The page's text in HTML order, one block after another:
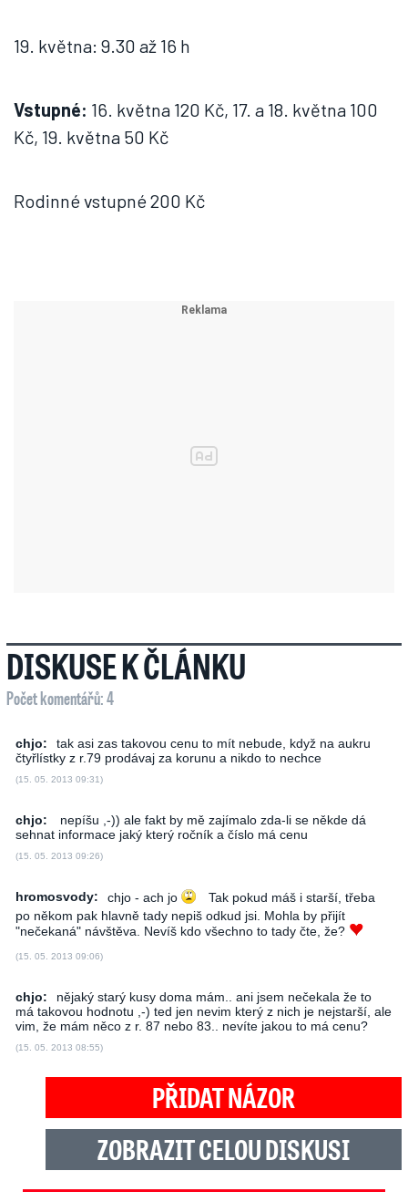
19. května: 9.30 až 16 h
Vstupné: 16. května 120 Kč, 17. a 18. května 100
Kč, 19. května 50 Kč
Rodinné vstupné 200 Kč
DISKUSE K ČLÁNKU
Počet komentářů: 4
chjo:
tak asi zas takovou cenu to mít nebude, když na aukru
čtyřlístky z r.79 prodávaj za korunu a nikdo to nechce
(15. 05. 2013 09:31)
chjo:
nepíšu ,-)) ale fakt by mě zajímalo zda-li se někde dá
sehnat informace jaký který ročník a číslo má cenu
(15. 05. 2013 09:26)
hromosvody: chjo - ach jo
Tak pokud máš i starší, třeba
po někom pak hlavně tady nepiš odkud jsi. Mohla by přijít
"nečekaná" návštěva. Nevíš kdo všechno to tady čte, že?
(15. 05. 2013 09:06)
chjo:
nějaký starý kusy doma mám.. ani jsem nečekala že to
má takovou hodnotu ,-) ted jen nevim který z nich je nejstarší, ale
vim, že mám něco z r. 87 nebo 83.. nevíte jakou to má cenu?
(15. 05. 2013 08:55)
PŘIDAT NÁZOR
ZOBRAZIT CELOU DISKUSI